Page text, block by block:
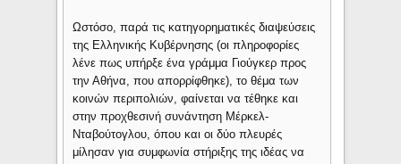
Ωστόσο, παρά τις κατηγορηματικές διαψεύσεις
της Ελληνικής Κυβέρνησης (οι πληροφορίες
λένε πως υπήρξε ένα γράμμα Γιούγκερ προς
την Αθήνα, που απορρίφθηκε), το θέμα των
κοινών περιπολιών, φαίνεται να τέθηκε και
στην προχθεσινή συνάντηση Μέρκελ-
Νταβούτογλου, όπου και οι δύο πλευρές
μίλησαν για συμφωνία στήριξης της ιδέας να